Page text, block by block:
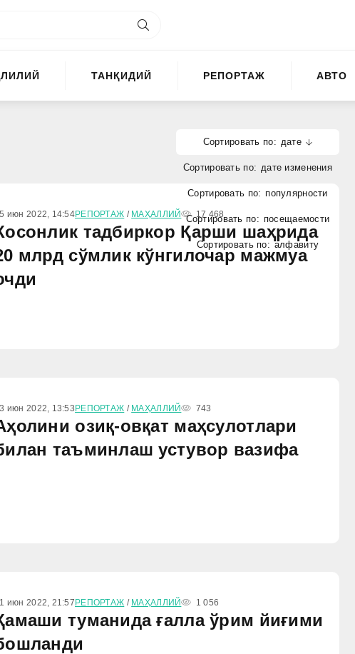
ТАНҚИДИЙ РЕПОРТАЖ АВТО
дате
дате изменения
популярности
посещаемости
алфавиту
июн 2022, 14:54РЕПОРТАЖ / МАҲАЛЛИЙ 17 468
тадбиркор Қарши шаҳрида
млрд сўмлик кўнгилочар мажмуа
июн 2022, 13:53 РЕПОРТАЖ / МАҲАЛЛИЙ 743
озиқ-овқат маҳсулотлари
таъминлаш устувор вазифа
июн 2022, 21:57 РЕПОРТАЖ / МАҲАЛЛИЙ 1 056
туманида ғалла ўрим йиғими